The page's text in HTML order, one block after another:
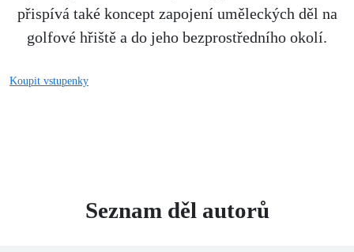
přispívá také koncept zapojení uměleckých děl na
golfové hřiště a do jeho bezprostředního okolí.
Koupit vstupenky
Seznam děl autorů